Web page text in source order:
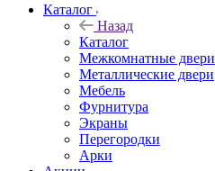
Каталог
Назад
Каталог
Межкомнатные двери
Металлические двери
Мебель
Фурнитура
Экраны
Перегородки
Арки